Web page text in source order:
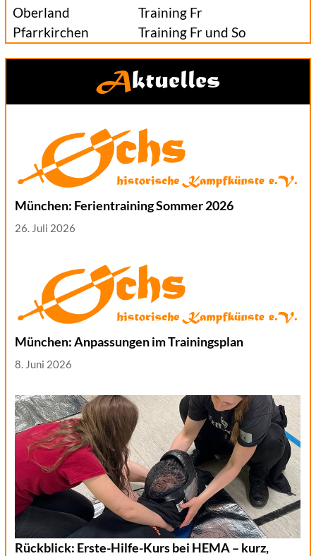
Oberland
Training Fr
Pfarrkirchen
Training Fr und So
Aktuelles
München: Ferientraining Sommer 2026
26. Juli 2026
München: Anpassungen im Trainingsplan
8. Juni 2026
Rückblick: Erste-Hilfe-Kurs bei HEMA – kurz,